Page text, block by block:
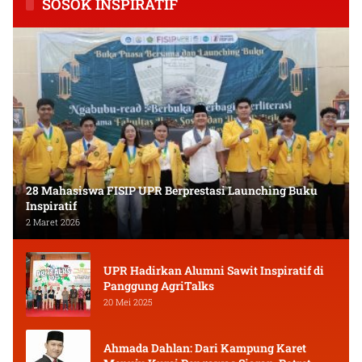
SOSOK INSPIRATIF
28 Mahasiswa FISIP UPR Berprestasi Launching Buku
Inspiratif
2 Maret 2026
UPR Hadirkan Alumni Sawit Inspiratif di
Panggung AgriTalks
20 Mei 2025
Ahmada Dahlan: Dari Kampung Karet